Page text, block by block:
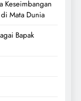
Keseimbangan
Mata Dunia
Bapak